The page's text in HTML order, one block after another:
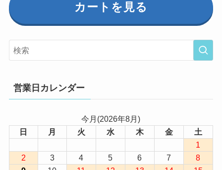
カートを見る
営業日カレンダー
今月(2026年8月)
日
月 火 水 木 金
土
1
2
3 4 5 6 7
8